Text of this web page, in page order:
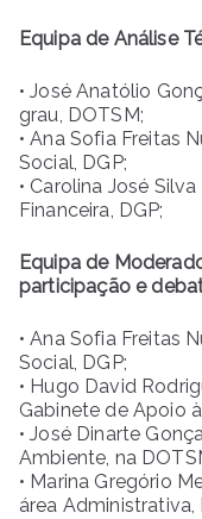
Equipa de Análise
• José Anatólio
grau, DOTSM;
• Ana Sofia Freitas
Social, DGP;
• Carolina José
Financeira, DGP;
Equipa de
participação e
• Ana Sofia Freitas
Social, DGP;
• Hugo David
Gabinete de Apoio
• José Dinarte
Ambiente, na
• Marina Gregório
área Administrativa,